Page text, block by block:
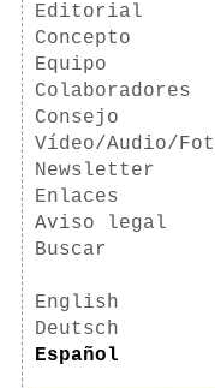
Editorial
Concepto
Equipo
Colaboradores
Consejo
Vídeo/Audio/
Newsletter
Enlaces
Aviso legal
Buscar
English
Deutsch
Español